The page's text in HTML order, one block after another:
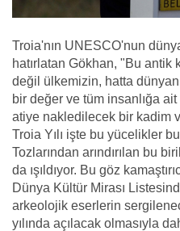
Troia'nın UNESCO'nun
hatırlatan Gökhan, "Bu
değil ülkemizin, hatta
bir değer ve tüm insanlığa
atiye nakledilecek bir kadim
Troia Yılı işte bu yücelikler
Tozlarından arındırılan bu
da ışıldıyor. Bu göz
Dünya Kültür Mirası
arkeolojik eserlerin
yılında açılacak olmasıyla